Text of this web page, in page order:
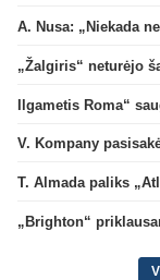
A. Nusa: „Niekada
„Žalgiris“ neturėjo